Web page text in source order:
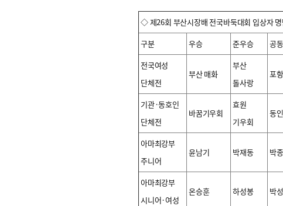
◇ 제26회 부산시장배 전국바둑대회 입상자
구분
우승 준우승 공
전국여성
단체전
부산 매화
부산
돌사랑
포
기관·동호인
단체전
바꿈기우회
효원
기우회
동
아마최강부
주니어
윤남기 박재동 박
아마최강부
시니어·여성
온승훈 하성봉 박